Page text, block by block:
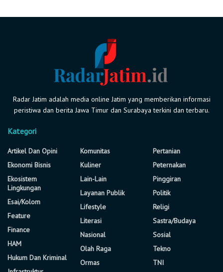
Radar Jatim adalah media online Jatim yang memberikan informasi
peristiwa dan berita Jawa Timur dan Surabaya terkini dan terbaru.
Kategori
Artikel Dan Opini
Ekonomi Bisnis
Ekosistem
Lingkungan
Esai/Kolom
Feature
Finance
HAM
Hukum Dan Kriminal
Komunitas
Kuliner
Lain-Lain
Layanan Publik
Lifestyle
Literasi
Nasional
Olah Raga
Ormas
Pertanian
Peternakan
Pinggiran
Politik
Religi
Sastra/Budaya
Sosial
Tekno
TNI